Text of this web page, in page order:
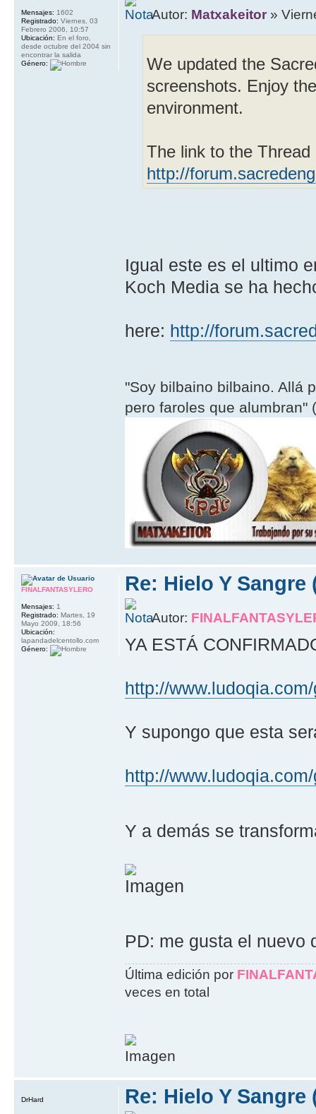
Autor: Matxakeitor »
We updated the
screenshots. Enjoy
environment.
The link to the
http://
Igual este es el ultimo
Koch Media se ha
here: http://
"Soy bilbaino bilbaino. Allá
pero faroles que alumbran"
Mensajes: 1602
Registrado: Viernes, 03
Febrero 2006, 10:57
Ubicación: En el foro,
desde octubre del 2004 sin
encontrar la salida
Género:
Re: Hielo Y
Autor:
YA ESTÁ
http://
Y supongo que esta
http://
Y a demás se
PD: me gusta el nuevo
Última edición por
veces en total
FINALFANTASYLERO
Mensajes: 1
Registrado: Martes, 19
Mayo 2009, 18:56
Ubicación:
lapandadelcentollo.com
Género:
Re: Hielo Y
DrHard